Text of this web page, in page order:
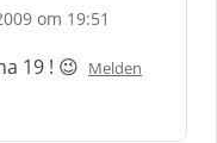
om 19:51
19 ! 😉 Melden